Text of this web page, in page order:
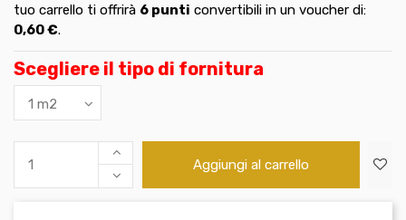
tuo carrello ti offrirà 6 punti convertibili in un voucher di:
0,60 €.
Scegliere il tipo di fornitura
Aggiungi al carrello